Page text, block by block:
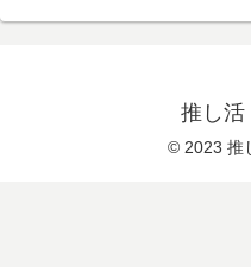
推し活
© 2023 推